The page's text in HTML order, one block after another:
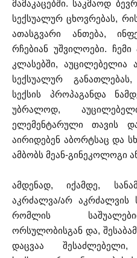
მამაკაცებში. საკმაოდ
სექსუალურ ცხოვრებას,
ათასგვარი ანთება,
რჩებიან უშვილოები.
კლასებში, აუცილებელია
სექსუალურ
სექსის პროპაგანდა
უბრალოდ,
ელემენტარული თავის
აირიდებენ აბორტსაც და
ამბობს მეან-გინეკოლოგი
ამდენად, იქამდე,
აკრძალვა/არ აკრძალვის
რომლის
ორსულობისგან და,
დაცვაა